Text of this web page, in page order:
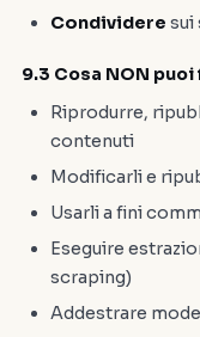
Condividere sui
9.3 Cosa NON
Riprodurre,
contenuti
Modificarli e
Usarli a fini
Eseguire
scraping)
Addestrare